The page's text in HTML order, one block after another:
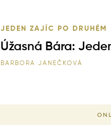
JEDEN ZAJÍC PO DRUHÉM
Úžasná Bára:
BARBORA JANEČKOVÁ